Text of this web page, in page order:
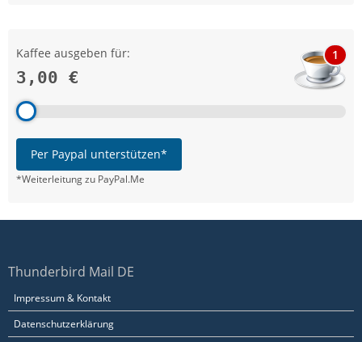
Kaffee ausgeben für:
3,00 €
1
Per Paypal unterstützen*
*Weiterleitung zu PayPal.Me
Thunderbird Mail DE
Impressum & Kontakt
Datenschutzerklärung